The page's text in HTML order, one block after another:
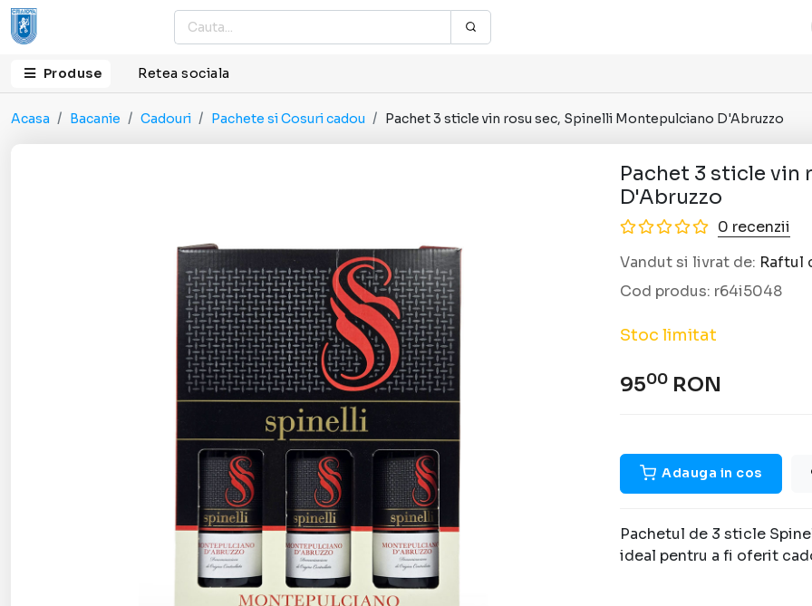
Produse Retea sociala
Acasa Bacanie Cadouri Pachete si Cosuri cadou Pachet 3 sticle vin rosu sec, Spinelli Montepulciano D'Abruzzo
Pachet 3 sticle vin
D'Abruzzo
0 recenzii
Vandut si livrat de: Raftul
Cod produs: r64i5048
Stoc limitat
9500 RON
Adauga in cos
Pachetul de 3 sticle
ideal pentru a fi oferit